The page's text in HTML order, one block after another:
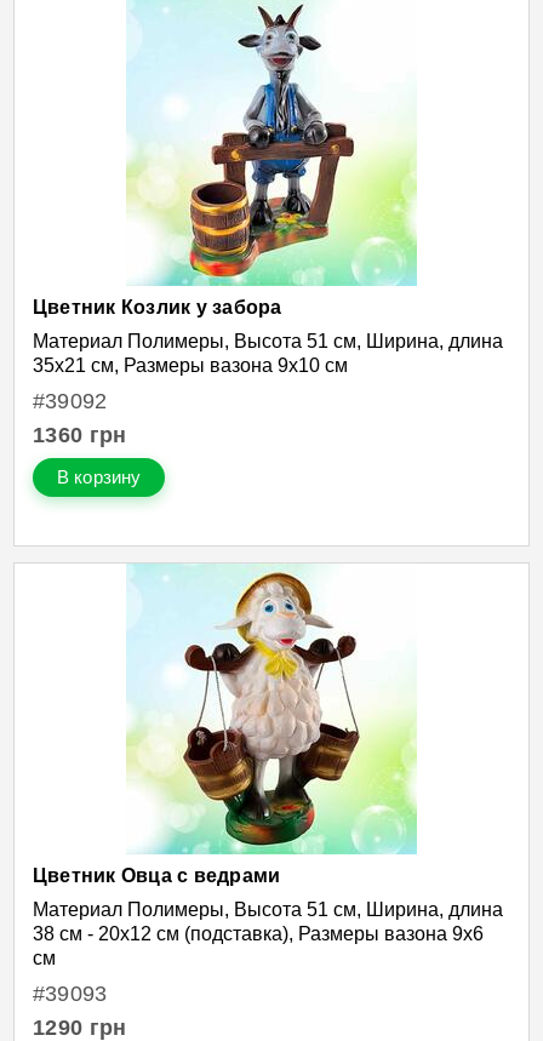
Цветник Козлик у забора
Материал Полимеры, Высота 51 см, Ширина, длина
35х21 см, Размеры вазона 9х10 см
#39092
1360 грн
В корзину
Цветник Овца с ведрами
Материал Полимеры, Высота 51 см, Ширина, длина
38 см - 20х12 см (подставка), Размеры вазона 9х6
см
#39093
1290 грн